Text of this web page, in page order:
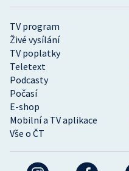
TV program
Živé vysílání
TV poplatky
Teletext
Podcasty
Počasí
E-shop
Mobilní a TV aplikace
Vše o ČT